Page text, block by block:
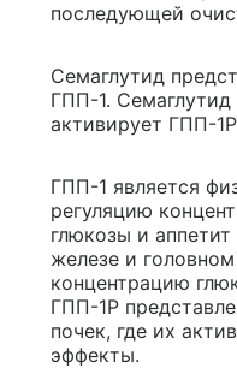
последующей
Семаглутид
ГПП-1. Семаглутид
активирует ГПП-
ГПП-1 является
регуляцию
глюкозы и
железе и
концентрацию
ГПП-1Р
почек, где их
эффекты.